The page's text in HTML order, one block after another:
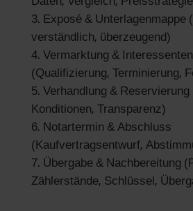
Exposé & Unterlagenmappe
verständlich, überzeugend)
Vermarktung &
(Qualifizierung, Terminierung,
Verhandlung & Reservierung
Konditionen, Transparenz)
Notartermin & Abschluss
(Kaufvertragsentwurf,
Übergabe & Nachbereitung
Zählerstände, Schlüssel,